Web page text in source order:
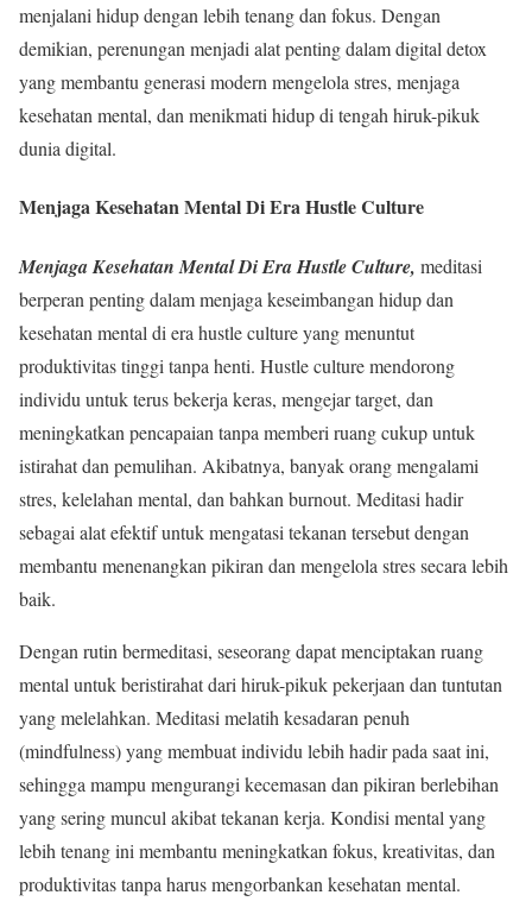
menjalani hidup dengan lebih tenang dan fokus. Dengan
demikian, perenungan menjadi alat penting dalam digital detox
yang membantu generasi modern mengelola stres, menjaga
kesehatan mental, dan menikmati hidup di tengah hiruk-pikuk
dunia digital.
Menjaga Kesehatan Mental Di Era Hustle Culture
Menjaga Kesehatan Mental Di Era Hustle Culture, meditasi
berperan penting dalam menjaga keseimbangan hidup dan
kesehatan mental di era hustle culture yang menuntut
produktivitas tinggi tanpa henti. Hustle culture mendorong
individu untuk terus bekerja keras, mengejar target, dan
meningkatkan pencapaian tanpa memberi ruang cukup untuk
istirahat dan pemulihan. Akibatnya, banyak orang mengalami
stres, kelelahan mental, dan bahkan burnout. Meditasi hadir
sebagai alat efektif untuk mengatasi tekanan tersebut dengan
membantu menenangkan pikiran dan mengelola stres secara lebih
baik.
Dengan rutin bermeditasi, seseorang dapat menciptakan ruang
mental untuk beristirahat dari hiruk-pikuk pekerjaan dan tuntutan
yang melelahkan. Meditasi melatih kesadaran penuh
(mindfulness) yang membuat individu lebih hadir pada saat ini,
sehingga mampu mengurangi kecemasan dan pikiran berlebihan
yang sering muncul akibat tekanan kerja. Kondisi mental yang
lebih tenang ini membantu meningkatkan fokus, kreativitas, dan
produktivitas tanpa harus mengorbankan kesehatan mental.